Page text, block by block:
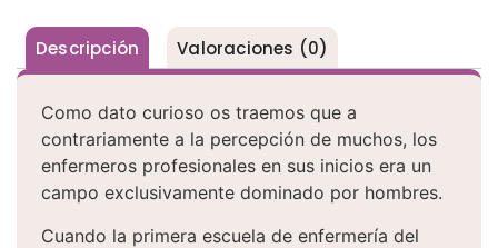
Descripción Valoraciones (0)
Como dato curioso os traemos que a
contrariamente a la percepción de muchos, los
enfermeros profesionales en sus inicios era un
campo exclusivamente dominado por hombres.
Cuando la primera escuela de enfermería del